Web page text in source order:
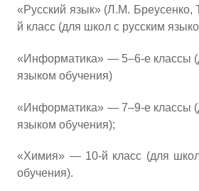
«Русский язык» (Л.М.
й класс (для школ с русским
«Информатика» — 5–6-е классы
языком обучения)
«Информатика» — 7–9-е классы
языком обучения);
«Химия» — 10-й класс (для
обучения).